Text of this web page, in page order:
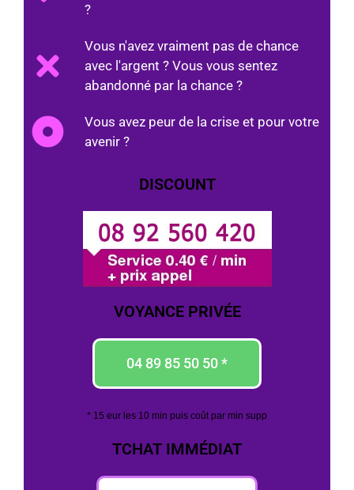
?
Vous n'avez vraiment pas de chance
avec l'argent ? Vous vous sentez
abandonné par la chance ?
Vous avez peur de la crise et pour votre
avenir ?
DISCOUNT
VOYANCE PRIVÉE
04 89 85 50 50 *
* 15 eur les 10 min puis coût par min supp
TCHAT IMMÉDIAT